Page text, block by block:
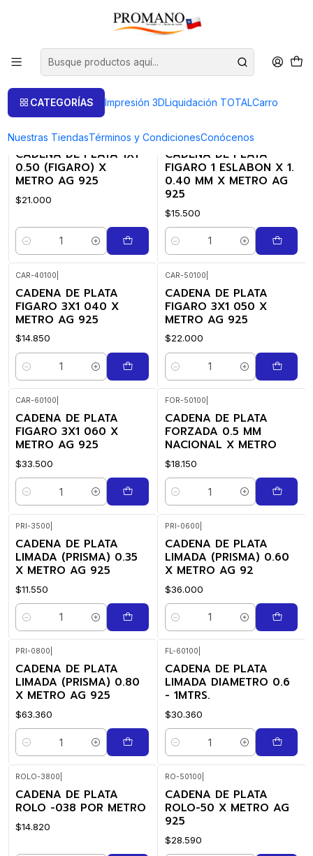
CATEGORÍAS Impresión 3DLiquidación TOTALCarro
Nuestras TiendasTérminos y CondicionesConócenos
Fornitura Ag925 Cadenas Plata
Cadenas Plata
FILTROS
FI-50100
CADENA DE PLATA 1X1
0.50 (FIGARO) X
METRO AG 925
$21.000
Cantidad
FI-40100|
CADENA DE PLATA
FIGARO 1 ESLABON X 1.
0.40 MM X METRO AG
925
$15.500
Cantidad
CAR-40100
CADENA DE PLATA
FIGARO 3X1 040 X
METRO AG 925
$14.850
Cantidad
CAR-50100
CADENA DE PLATA
FIGARO 3X1 050 X
METRO AG 925
$22.000
Cantidad
CAR-60100
CADENA DE PLATA
FIGARO 3X1 060 X
METRO AG 925
$33.500
Cantidad
FOR-50100
CADENA DE PLATA
FORZADA 0.5 MM
NACIONAL X METRO
$18.150
Cantidad
PRI-3500
CADENA DE PLATA
LIMADA (PRISMA) 0.35
X METRO AG 925
$11.550
Cantidad
PRI-0600
CADENA DE PLATA
LIMADA (PRISMA) 0.60
X METRO AG 92
$36.000
Cantidad
PRI-0800
CADENA DE PLATA
LIMADA (PRISMA) 0.80
X METRO AG 925
$63.360
Cantidad
FL-60100
CADENA DE PLATA
LIMADA DIAMETRO 0.6
- 1MTRS.
$30.360
Cantidad
ROLO-3800
CADENA DE PLATA
ROLO -038 POR METRO
$14.820
RO-50100
CADENA DE PLATA
ROLO-50 X METRO AG
925
$28.590